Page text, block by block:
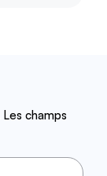
Les champs